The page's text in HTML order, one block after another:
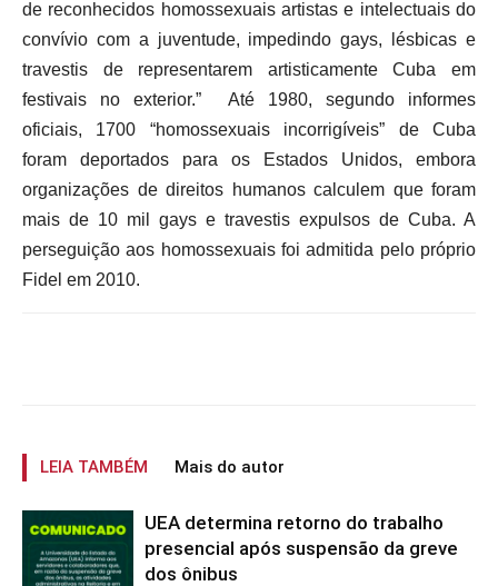
de reconhecidos homossexuais artistas e intelectuais do
convívio com a juventude, impedindo gays, lésbicas e
travestis de representarem artisticamente Cuba em
festivais no exterior.” Até 1980, segundo informes
oficiais, 1700 “homossexuais incorrigíveis” de Cuba
foram deportados para os Estados Unidos, embora
organizações de direitos humanos calculem que foram
mais de 10 mil gays e travestis expulsos de Cuba. A
perseguição aos homossexuais foi admitida pelo próprio
Fidel em 2010.
LEIA TAMBÉM Mais do autor
UEA determina retorno do trabalho
presencial após suspensão da greve
dos ônibus